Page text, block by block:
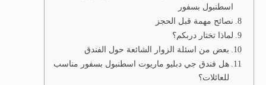
اسطنبول بسفور
نصائح مهمة قبل الحجز
لماذا تختار دربكم؟
بعض من اسئلة الزوار الشائعة حول الفندق
هل فندق جي دبليو ماريوت اسطنبول بسفور مناسب
للعائلات؟